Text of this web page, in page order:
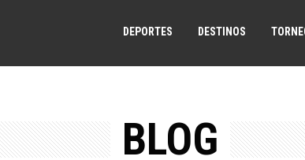
DEPORTES DESTINOS
BLOG